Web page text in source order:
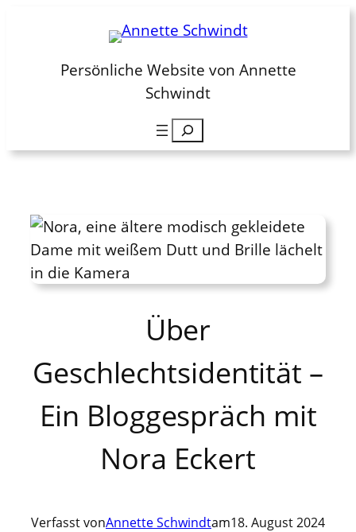
springenPersönliche Website von Annette
Schwindt
Suchen
Über
Geschlechtsidentität –
Ein Bloggespräch mit
Nora Eckert
Verfasst vonAnnette Schwindtam18. August 2024